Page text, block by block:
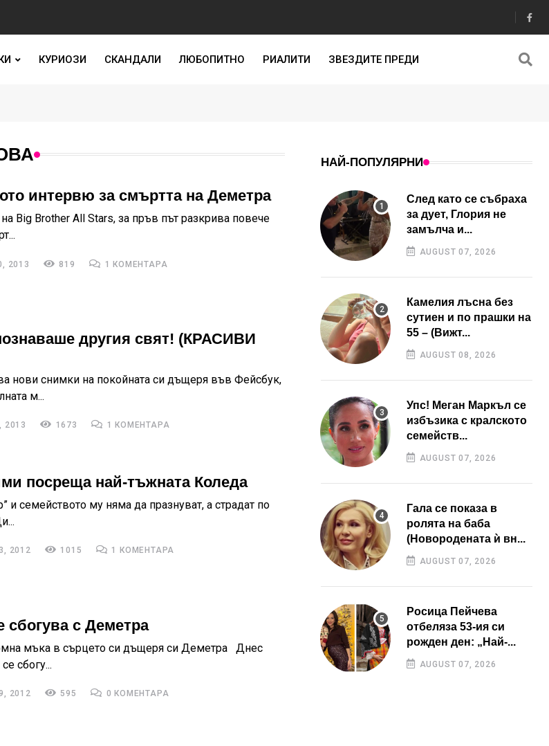
КУРИОЗИ СКАНДАЛИ ЛЮБОПИТНО РИАЛИТИ ЗВЕЗДИТЕ ПРЕДИ
интервю за смъртта на Деметра
Big Brother All Stars, за пръв път разкрива повече
2013 819 1 КОМЕНТАРА
другия свят! (КРАСИВИ
нови снимки на покойната си дъщеря във Фейсбук,
м...
2013 1673 1 КОМЕНТАРА
посреща най-тъжната Коледа
и семейството му няма да празнуват, а страдат по
2012 1015 1 КОМЕНТАРА
с Деметра
мъка в сърцето си дъщеря си Деметра Днес
сбогу...
2012 595 0 КОМЕНТАРА
НАЙ-ПОПУЛЯРНИ
След като се събраха
за дует, Глория не
замълча и...
AUGUST 07, 2026
Камелия лъсна без
сутиен и по прашки на
55 – (Вижт...
AUGUST 08, 2026
Упс! Меган Маркъл се
избъзика с кралското
семейств...
AUGUST 07, 2026
Гала се показа в
ролята на баба
(Новородената ѝ вн...
AUGUST 07, 2026
Росица Пейчева
отбеляза 53-ия си
рожден ден: „Най-...
AUGUST 07, 2026